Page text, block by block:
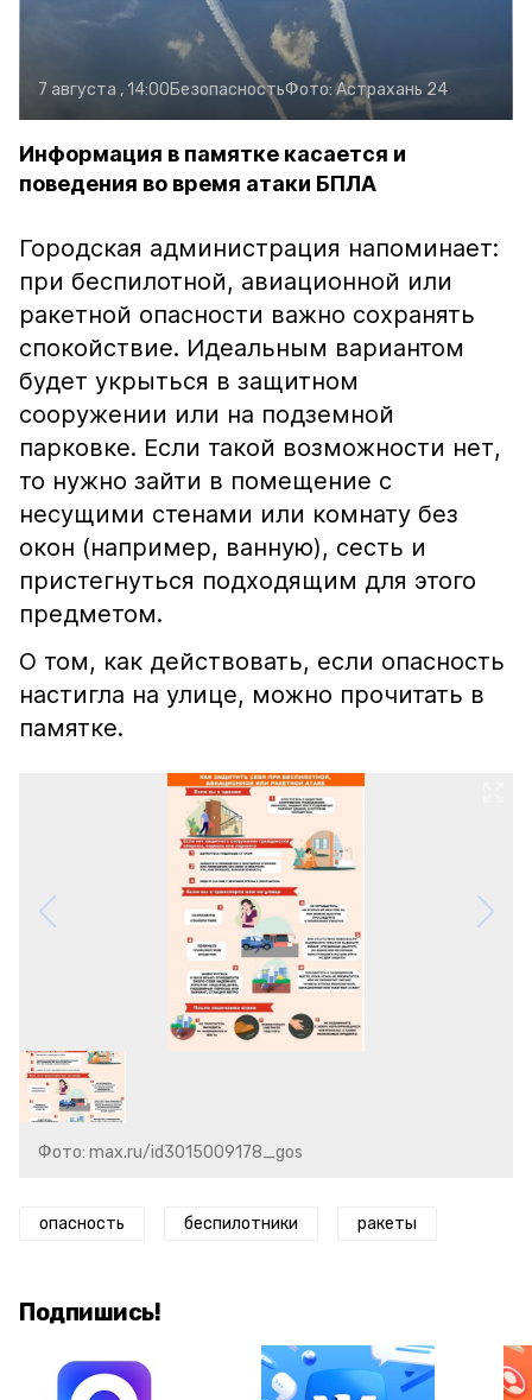
7 августа , 14:00БезопасностьФото: Астрахань 24
Информация в памятке касается и
поведения во время атаки БПЛА
Городская администрация напоминает:
при беспилотной, авиационной или
ракетной опасности важно сохранять
спокойствие. Идеальным вариантом
будет укрыться в защитном
сооружении или на подземной
парковке. Если такой возможности нет,
то нужно зайти в помещение с
несущими стенами или комнату без
окон (например, ванную), сесть и
пристегнуться подходящим для этого
предметом.
О том, как действовать, если опасность
настигла на улице, можно прочитать в
памятке.
Фото: max.ru/id3015009178_gos
опасность беспилотники ракеты
Подпишись!